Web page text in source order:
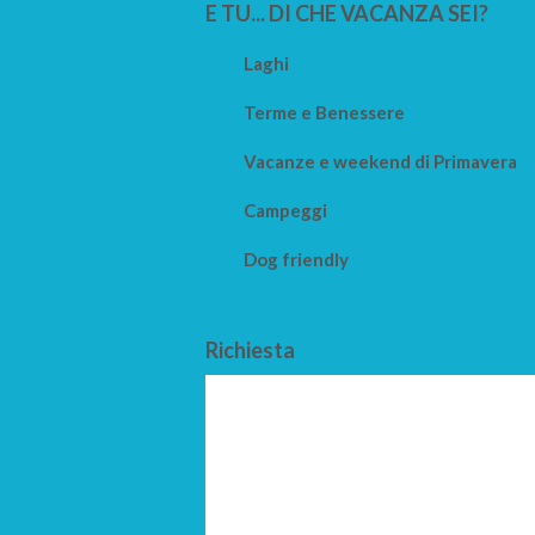
E TU... DI CHE VACANZA SEI?
Laghi
Terme e Benessere
Vacanze e weekend di Primavera
Campeggi
Dog friendly
Richiesta